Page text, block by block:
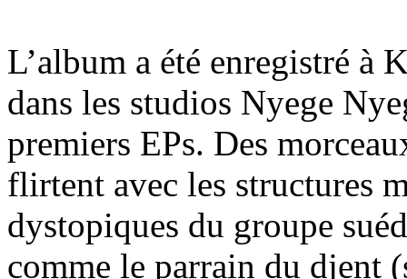
L’album a été enregistré à
dans les studios Nyege
premiers EPs. Des
flirtent avec les structures
dystopiques du groupe
comme le parrain du djent